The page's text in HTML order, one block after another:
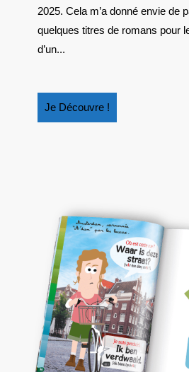
2025. Cela m’a donné envie de
quelques titres de romans pour
d’un...
Je Découvre !
Découvre